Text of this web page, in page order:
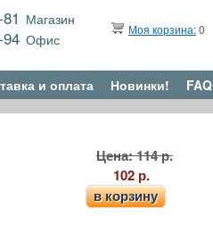
Магазин
94Офис
Моя корзина:0
и оплата Новинки! FAQ
Цена: 114 р.
102 р.
в корзину